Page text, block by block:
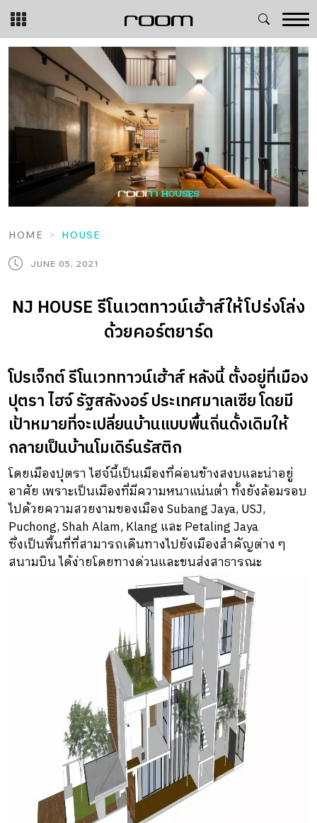
Skip
content
HOME HOUSE
JUNE 05, 2021
NJ HOUSE รีโนเวตทาวน์เฮ้าส์ให้โปร่งโล่ง
ด้วยคอร์ตยาร์ด
โปรเจ็กต์ รีโนเวททาวน์เฮ้าส์ หลังนี้ ตั้งอยู่ที่เมือง
ปุตรา ไฮจ์ รัฐสลังงอร์ ประเทศมาเลเซีย โดยมี
เป้าหมายที่จะเปลี่ยนบ้านแบบพื้นถิ่นดั้งเดิมให้
กลายเป็นบ้านโมเดิร์นรัสติก
โดยเมืองปุตรา ไฮจ์นี้เป็นเมืองที่ค่อนข้างสงบและน่าอยู่
อาศัย เพราะเป็นเมืองที่มีความหนาแน่นต่ำ ทั้งยังล้อมรอบ
ไปด้วยความสวยงามของเมือง Subang Jaya, USJ,
Puchong, Shah Alam, Klang และ Petaling Jaya
ซึ่งเป็นพื้นที่ที่สามารถเดินทางไปยังเมืองสำคัญต่าง ๆ
สนามบิน ได้ง่ายโดยทางด่วนและขนส่งสาธารณะ